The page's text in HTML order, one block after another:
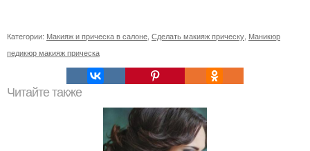
Категории: Макияж и прическа в салоне Сделать макияж прическу Маникюр
педикюр макияж прическа
Читайте также